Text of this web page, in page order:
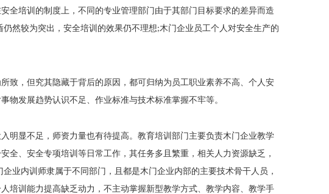
全培训的制度上，不同的专业管理部门由于其部门目标要求的差异而造
然较为突出，安全培训的效果仍不理想;木门企业员工个人对安全生产的
致，但究其隐藏于背后的原因，都可归纳为员工职业素养不高、个人安
物发展趋势认识不足、作业标准与技术标准掌握不牢等。
明显不足，师资力量也有待提高。教育培训部门主要负责木门企业教学
全、安全专项培训等日常工作，其任务多且繁重，相关人力资源缺乏，
企业内训师隶属于不同部门，且都是木门企业内部的主要技术骨干人员，
培训能力提高缺乏动力，不主动掌握新型教学方式、教学内容、教学手